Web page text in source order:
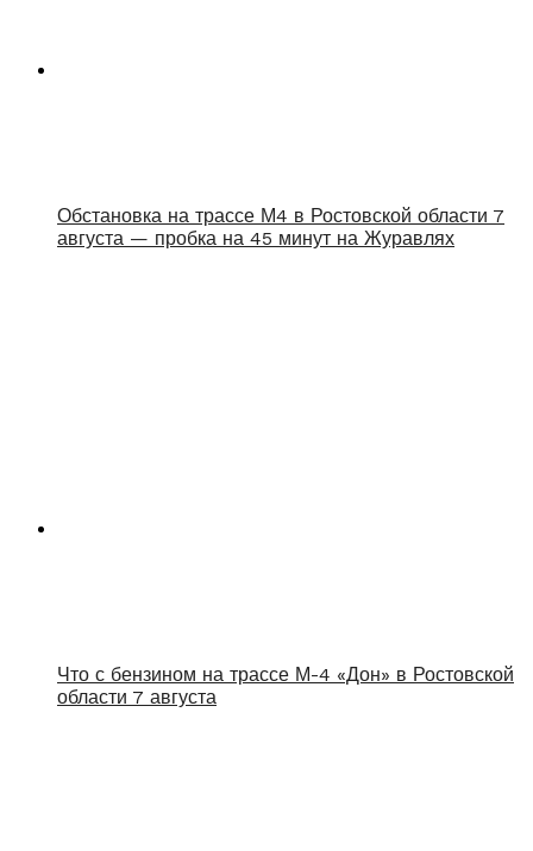
Обстановка на трассе М4 в Ростовской области 7
августа — пробка на 45 минут на Журавлях
Что с бензином на трассе М-4 «Дон» в Ростовской
области 7 августа